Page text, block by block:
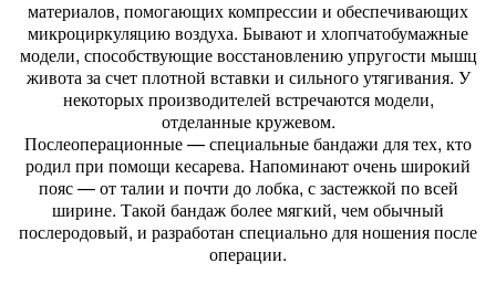
материалов, помогающих компрессии и обеспечивающих
микроциркуляцию воздуха. Бывают и хлопчатобумажные
модели, способствующие восстановлению упругости мышц
живота за счет плотной вставки и сильного утягивания. У
некоторых производителей встречаются модели,
отделанные кружевом.
Послеоперационные — специальные бандажи для тех, кто
родил при помощи кесарева. Напоминают очень широкий
пояс — от талии и почти до лобка, с застежкой по всей
ширине. Такой бандаж более мягкий, чем обычный
послеродовый, и разработан специально для ношения после
операции.